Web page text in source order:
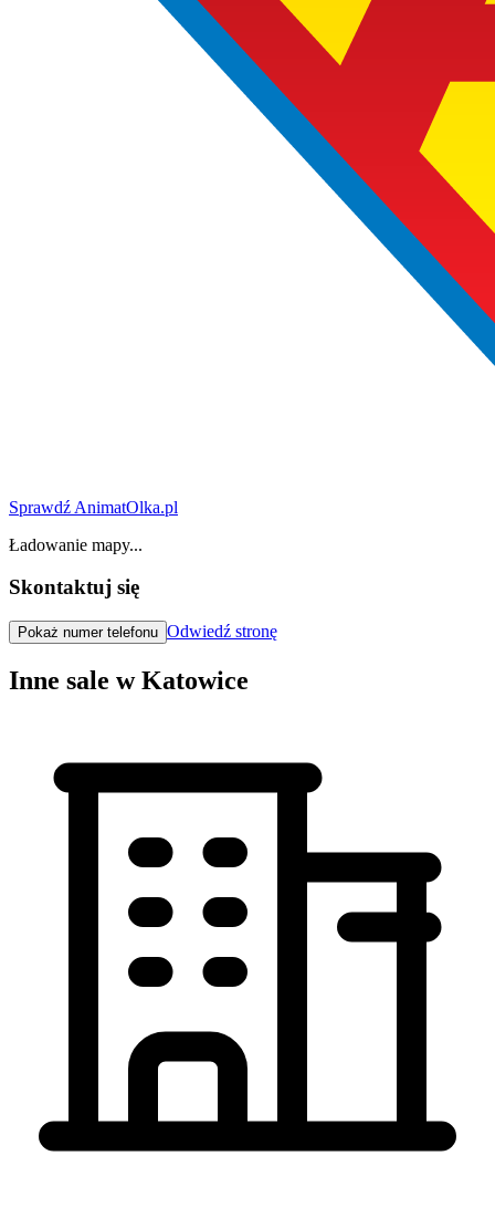
Sprawdź AnimatOlka.pl
Ładowanie mapy...
Skontaktuj się
Pokaż numer telefonu Odwiedź stronę
Inne sale w Katowice